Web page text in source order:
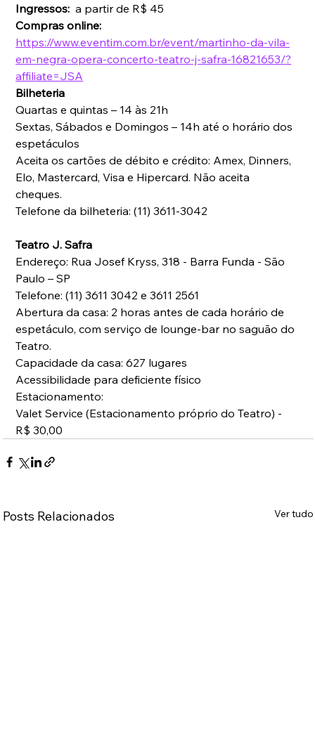
Ingressos: a partir de R$ 45
Compras online:
https://www.eventim.com.br/event/martinho-da-vila-
em-negra-opera-concerto-teatro-j-safra-16821653/?
affiliate=JSA
Bilheteria
Quartas e quintas – 14 às 21h
Sextas, Sábados e Domingos – 14h até o horário dos
espetáculos
Aceita os cartões de débito e crédito: Amex, Dinners,
Elo, Mastercard, Visa e Hipercard. Não aceita
cheques.
Telefone da bilheteria: (11) 3611-3042
Teatro J. Safra
Endereço: Rua Josef Kryss, 318 - Barra Funda - São
Paulo – SP
Telefone: (11) 3611 3042 e 3611 2561
Abertura da casa: 2 horas antes de cada horário de
espetáculo, com serviço de lounge-bar no saguão do
Teatro.
Capacidade da casa: 627 lugares
Acessibilidade para deficiente físico
Estacionamento:
Valet Service (Estacionamento próprio do Teatro) -
R$ 30,00
Posts Relacionados Ver tudo